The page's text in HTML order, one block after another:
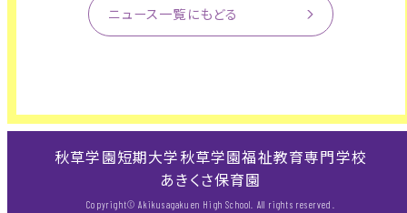
ニュース一覧にもどる
秋草学園短期大学秋草学園福祉教育専門学校
あきくさ保育園
Copyright© Akikusagakuen High School. All rights reserved.